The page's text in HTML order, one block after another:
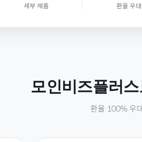
세부 제품 환율 우대
모인비즈플러
환율 100% 우